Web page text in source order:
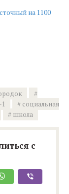
на 1100
социальная
школа
с